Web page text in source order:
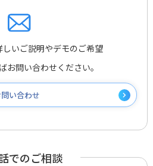
いご説明やデモのご希望
お問い合わせください。
い合わせ
でのご相談